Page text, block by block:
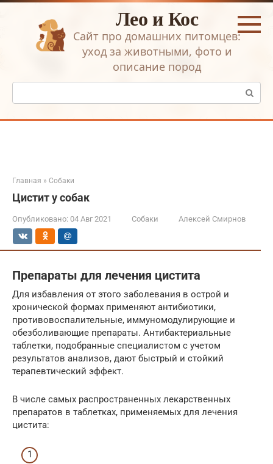
Перейти
Лео и Кос
Сайт про домашних питомцев:
уход за животными, фото и
описание пород
Поиск:
Главная » Собаки
Цистит у собак
Опубликовано: 04 Авг 2021 Собаки Алексей Смирнов
Препараты для лечения цистита
Для избавления от этого заболевания в острой и
хронической формах применяют антибиотики,
противовоспалительные, иммуномодулирующие и
обезболивающие препараты. Антибактериальные
таблетки, подобранные специалистом с учетом
результатов анализов, дают быстрый и стойкий
терапевтический эффект.
В числе самых распространенных лекарственных
препаратов в таблетках, применяемых для лечения
цистита: